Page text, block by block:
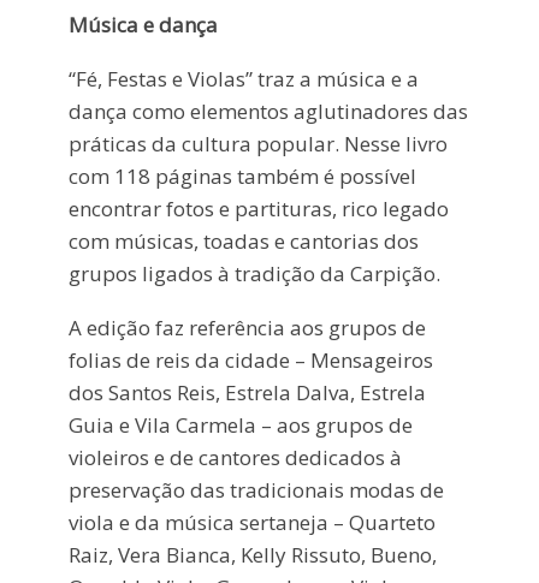
Música e dança
“Fé, Festas e Violas” traz a música e a
dança como elementos aglutinadores das
práticas da cultura popular. Nesse livro
com 118 páginas também é possível
encontrar fotos e partituras, rico legado
com músicas, toadas e cantorias dos
grupos ligados à tradição da Carpição.
A edição faz referência aos grupos de
folias de reis da cidade – Mensageiros
dos Santos Reis, Estrela Dalva, Estrela
Guia e Vila Carmela – aos grupos de
violeiros e de cantores dedicados à
preservação das tradicionais modas de
viola e da música sertaneja – Quarteto
Raiz, Vera Bianca, Kelly Rissuto, Bueno,